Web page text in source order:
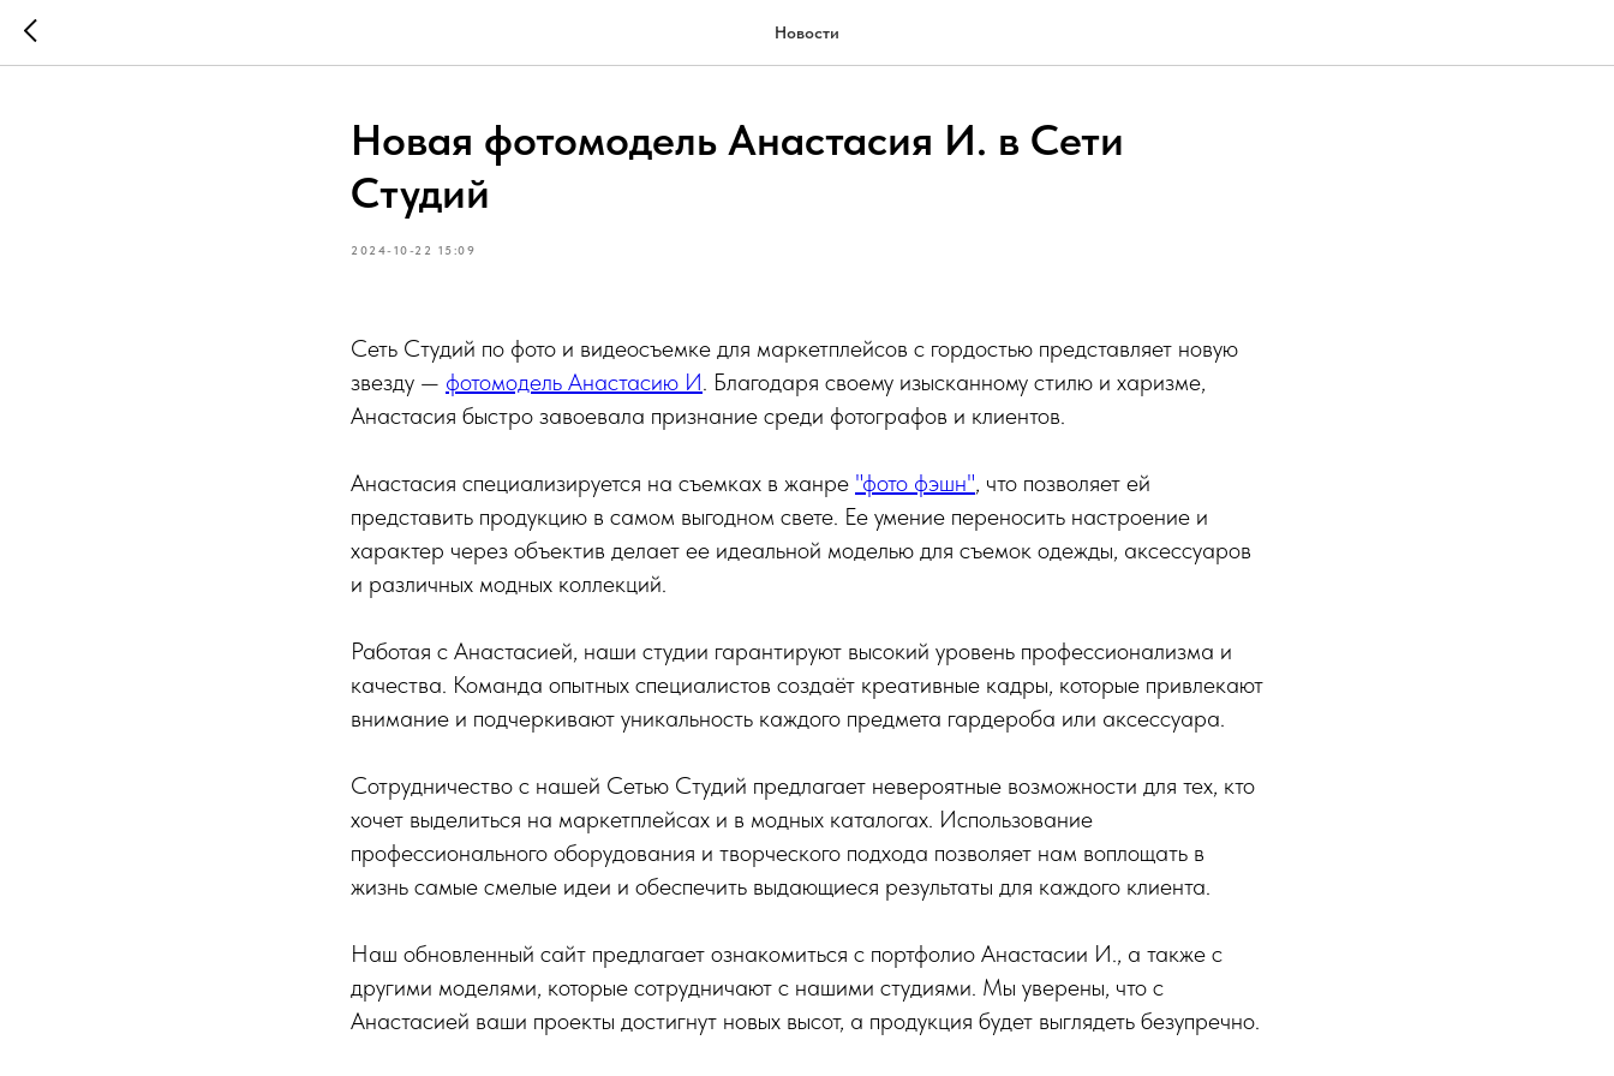
Новости
Новая фотомодель Анастасия И. в Сети
Студий
2024-10-22 15:09
Сеть Студий по фото и видеосъемке для маркетплейсов с гордостью представляет новую
звезду — фотомодель Анастасию И. Благодаря своему изысканному стилю и харизме,
Анастасия быстро завоевала признание среди фотографов и клиентов.
Анастасия специализируется на съемках в жанре "фото фэшн", что позволяет ей
представить продукцию в самом выгодном свете. Ее умение переносить настроение и
характер через объектив делает ее идеальной моделью для съемок одежды, аксессуаров
и различных модных коллекций.
Работая с Анастасией, наши студии гарантируют высокий уровень профессионализма и
качества. Команда опытных специалистов создаёт креативные кадры, которые привлекают
внимание и подчеркивают уникальность каждого предмета гардероба или аксессуара.
Сотрудничество с нашей Сетью Студий предлагает невероятные возможности для тех, кто
хочет выделиться на маркетплейсах и в модных каталогах. Использование
профессионального оборудования и творческого подхода позволяет нам воплощать в
жизнь самые смелые идеи и обеспечить выдающиеся результаты для каждого клиента.
Наш обновленный сайт предлагает ознакомиться с портфолио Анастасии И., а также с
другими моделями, которые сотрудничают с нашими студиями. Мы уверены, что с
Анастасией ваши проекты достигнут новых высот, а продукция будет выглядеть безупречно.